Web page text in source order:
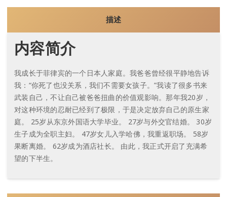
描述
内容简介
我成长于菲律宾的一个日本人家庭。我爸爸曾经很平静地告诉
我：“你死了也没关系，我们不需要女孩子。”我读了很多书来
武装自己，不让自己被爸爸扭曲的价值观影响。那年我20岁，
对这种环境的忍耐已经到了极限，于是决定放弃自己的原生家
庭。 25岁从东京外国语大学毕业。 27岁与外交官结婚。 30岁
生子成为全职主妇。 47岁女儿入学哈佛，我重返职场。 58岁
果断离婚。 62岁成为酒店社长。 由此，我正式开启了充满希
望的下半生。